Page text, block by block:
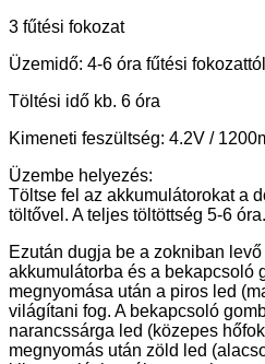
3 fűtési fokozat
Üzemidő: 4-6 óra fűtési
Töltési idő kb. 6 óra
Kimeneti feszültség: 4.2V /
Üzembe helyezés:
Töltse fel az akkumulátorokat a
töltővel. A teljes töltöttség 5-6 óra.
Ezután dugja be a zokniban
akkumulátorba és a bekapcsoló
megnyomása után a piros led
világítani fog. A bekapcsoló
narancssárga led (közepes
megnyomás után zöld led